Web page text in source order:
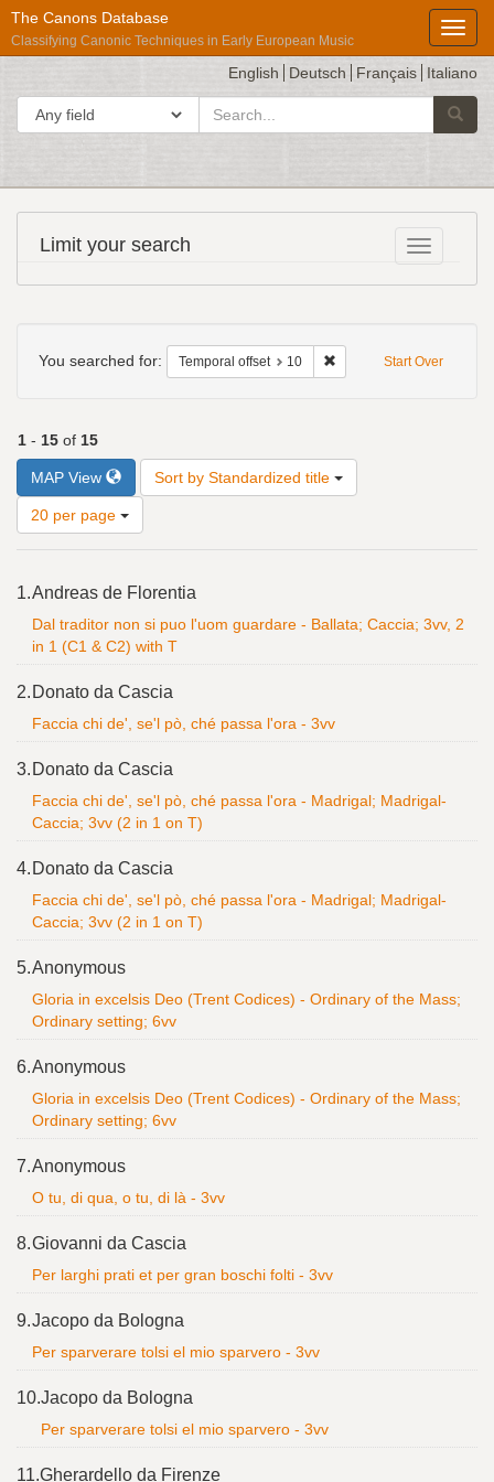
The Canons Database
Classifying Canonic Techniques in Early European Music
English Deutsch Français Italiano
Search in
search
Répertoire
International
des
Musicales
Toggle
Limit your search
Constraints
Start Over
You searched for: Temporal offset 10 Remove constraint
1 - 15 of 15
MAP View Sort by Standardized title
of
20 per page
Results
1.Andreas de Florentia
Dal traditor non si puo l'uom guardare - Ballata; Caccia; 3vv, 2
in 1 (C1 & C2) with T
2. Donato da Cascia
Faccia chi de', se'l pò, ché passa l'ora - 3vv
3. Donato da Cascia
Faccia chi de', se'l pò, ché passa l'ora - Madrigal; Madrigal-
Caccia; 3vv (2 in 1 on T)
4. Donato da Cascia
Faccia chi de', se'l pò, ché passa l'ora - Madrigal; Madrigal-
Caccia; 3vv (2 in 1 on T)
5.Anonymous
Gloria in excelsis Deo (Trent Codices) - Ordinary of the Mass;
Ordinary setting; 6vv
6.Anonymous
Gloria in excelsis Deo (Trent Codices) - Ordinary of the Mass;
Ordinary setting; 6vv
7.Anonymous
O tu, di qua, o tu, di là - 3vv
8.Giovanni da Cascia
Per larghi prati et per gran boschi folti - 3vv
9.Jacopo da Bologna
Per sparverare tolsi el mio sparvero - 3vv
10.Jacopo da Bologna
Per sparverare tolsi el mio sparvero - 3vv
11.Gherardello da Firenze